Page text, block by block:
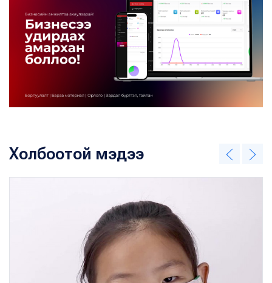
Холбоотой мэдээ